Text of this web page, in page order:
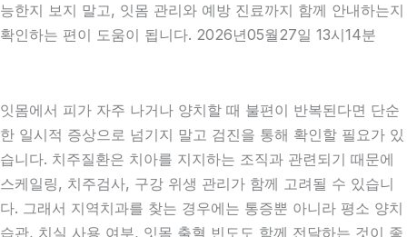
능한지 보지 말고, 잇몸 관리와 예방 진료까지 함께 안내하는지
확인하는 편이 도움이 됩니다. 2026년05월27일 13시14분
잇몸에서 피가 자주 나거나 양치할 때 불편이 반복된다면 단순
한 일시적 증상으로 넘기지 말고 검진을 통해 확인할 필요가 있
습니다. 치주질환은 치아를 지지하는 조직과 관련되기 때문에
스케일링, 치주검사, 구강 위생 관리가 함께 고려될 수 있습니
다. 그래서 지역치과를 찾는 경우에는 통증뿐 아니라 평소 양치
습관, 치실 사용 여부, 잇몸 출혈 빈도도 함께 전달하는 것이 좋